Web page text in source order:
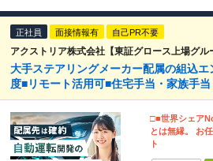
正社員 面接情報有 自己PR不要
アクストリア株式会社【東証グロース上場グル
大手ステアリングメーカー配属の組込
度■リモート活用可■住宅手当・家族手当
□■世界シェア
とは無縁。 お
ト